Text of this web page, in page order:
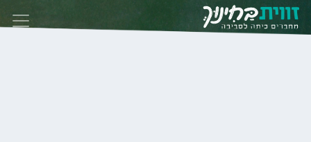
Skip to content